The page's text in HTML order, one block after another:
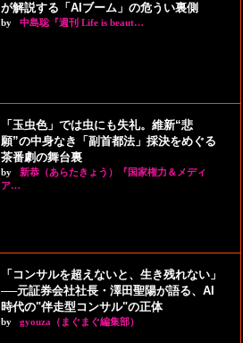
が解説する「AIブーム」の危うい裏側
by 中島聡『週刊 Life is beaut…
「玉虫色」では虫にも失礼。維新“悲
願”の中身なき「副首都法」採決をめぐる
茶番劇の舞台裏
by
新恭（あらたきょう）『国家権力＆メディ
ア…
「コンサルを超えないと、生き残れない」
──元証券会社社長・澤田聖陽が語る、AI
時代の"伴走型コンサル"の正体
by gyouza（まぐまぐ編集部）